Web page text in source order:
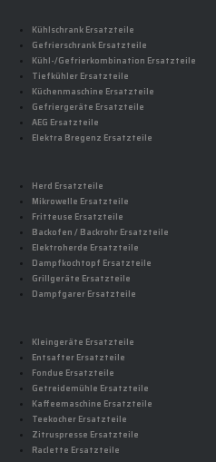
Kühlschrank Ersatzteile
Gefrierschrank Ersatzteile
Kühl-/Gefrierkombination Ersatzteile
Tiefkühler Ersatzteile
Küchenmaschine Ersatzteile
Gefriergeräte Ersatzteile
AEG Ersatzteile
Elektra Bregenz Ersatzteile
Herd Ersatzteile
Mikrowelle Ersatzteile
Fritteuse Ersatzteile
Backofen / Backrohr Ersatzteile
Elektroherde Ersatzteile
Dampfkochtopf Ersatzteile
Grillgeräte Ersatzteile
Dampfgarer Ersatzteile
Kleingeräte Ersatzteile
Entsafter Ersatzteile
Fondue Ersatzteile
Getreidemühle Ersatzteile
Kaffeemaschine Ersatzteile
Teekocher Ersatzteile
Zitruspresse Ersatzteile
Raclette Ersatzteile